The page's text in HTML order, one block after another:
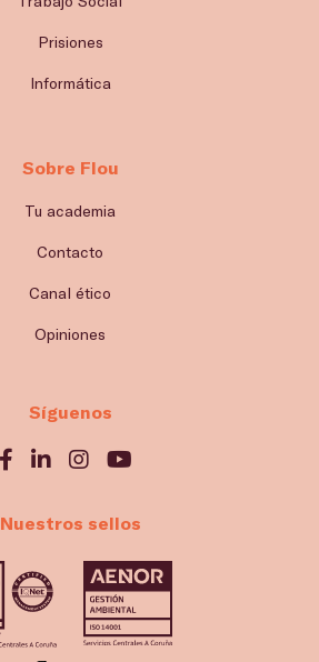
Prisiones
Informática
Sobre Flou
Tu academia
Contacto
Canal ético
Opiniones
Síguenos
Nuestros sellos